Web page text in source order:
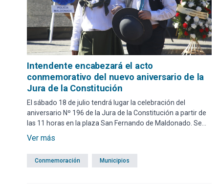
Intendente encabezará el acto
conmemorativo del nuevo aniversario de la
Jura de la Constitución
El sábado 18 de julio tendrá lugar la celebración del
aniversario Nº 196 de la Jura de la Constitución a partir de
las 11 horas en la plaza San Fernando de Maldonado. Se
contará con la presencia del intendente Miguel Abella,
Ver más
Conmemoración Municipios